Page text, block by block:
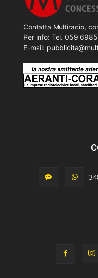
Contatta Multiradio,
Per info: Tel. 059
E-mail: